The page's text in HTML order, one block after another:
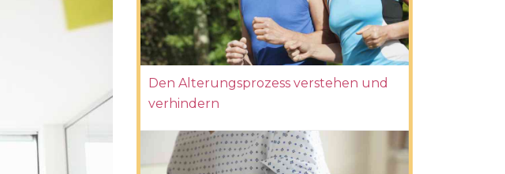
Den Alterungsprozess verstehen und
verhindern